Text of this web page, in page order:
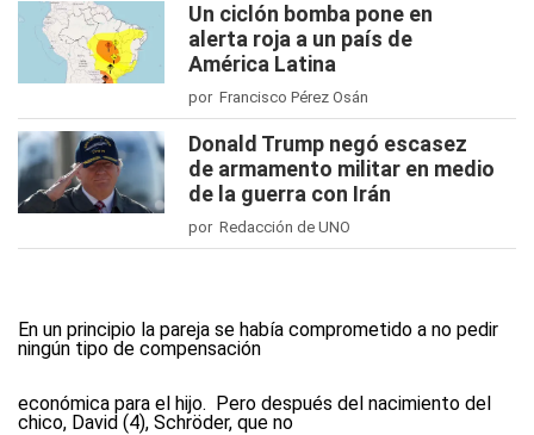
Un ciclón bomba pone en
alerta roja a un país de
América Latina
por Francisco Pérez Osán
Donald Trump negó escasez
de armamento militar en medio
de la guerra con Irán
por Redacción de UNO
En un principio la pareja se había comprometido a no pedir
ningún tipo de compensación
económica para el hijo. Pero después del nacimiento del
chico, David (4), Schröder, que no